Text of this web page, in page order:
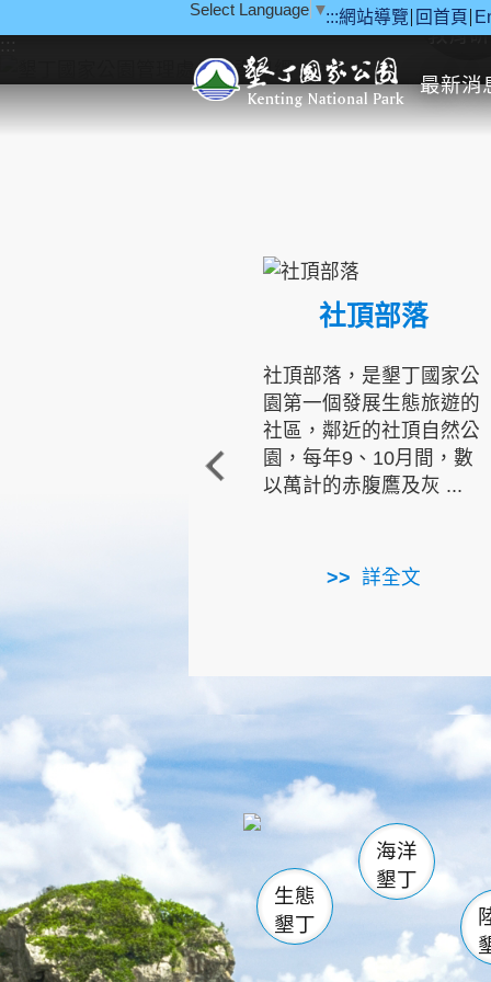
:::網站導覽 回首頁
Select Language ▼
最新消
::: 教育
社頂部落
社頂部落，是墾丁國家公
園第一個發展生態旅遊的
社區，鄰近的社頂自然公
園，每年9、10月間，數
以萬計的赤腹鷹及灰 ...
詳全文
龜山 海生館
恆春
龍鑾潭自
瓊麻館
關山
白砂
生態
墾丁
海洋
墾丁